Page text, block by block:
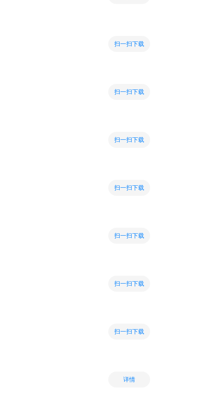
扫一扫下载
扫一扫下载
扫一扫下载
扫一扫下载
扫一扫下载
扫一扫下载
扫一扫下载
详情